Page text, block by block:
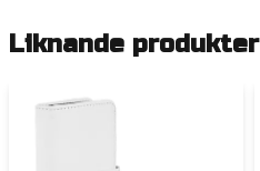
Liknande produkter